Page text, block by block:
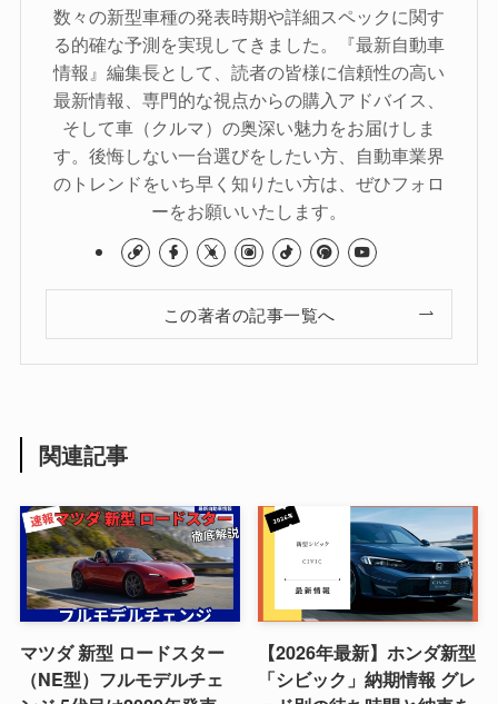
数々の新型車種の発表時期や詳細スペックに関す
る的確な予測を実現してきました。『最新自動車
情報』編集長として、読者の皆様に信頼性の高い
最新情報、専門的な視点からの購入アドバイス、
そして車（クルマ）の奥深い魅力をお届けしま
す。後悔しない一台選びをしたい方、自動車業界
のトレンドをいち早く知りたい方は、ぜひフォロ
ーをお願いいたします。
この著者の記事一覧へ
関連記事
マツダ 新型 ロードスター
（NE型）フルモデルチェ
【2026年最新】ホンダ新型
「シビック」納期情報 グレ